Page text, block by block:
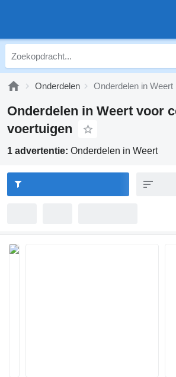
Onderdelen Onderdelen in Weert
Onderdelen in Weert voor
voertuigen
1 advertentie: Onderdelen in Weert